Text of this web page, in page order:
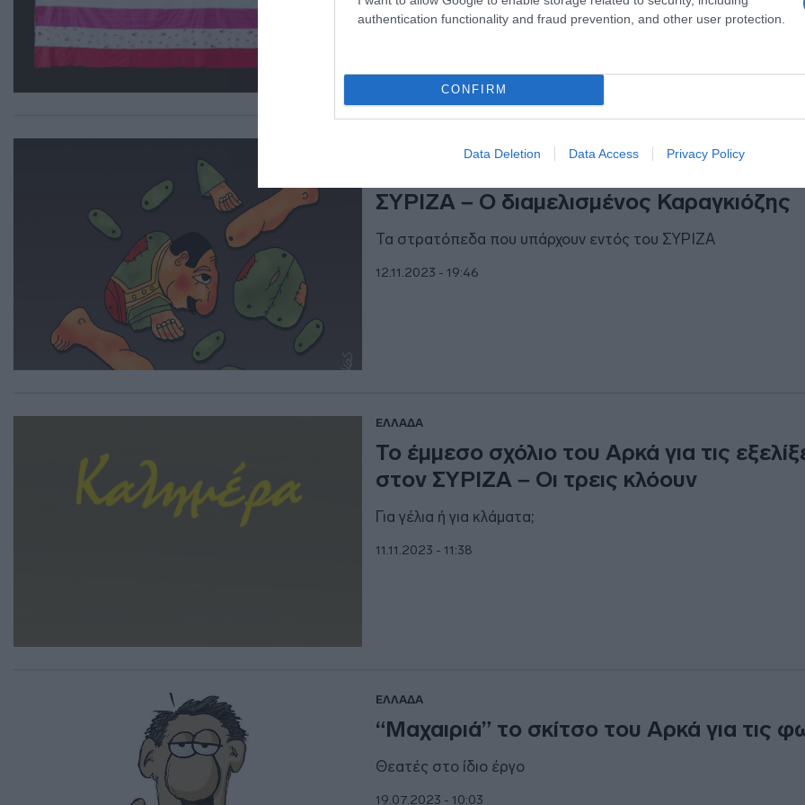
authentication functionality and fraud prevention, and other user protection.
CONFIRM
Data Deletion Data Access Privacy Policy
20.12.2023 - 13:33
ΣΥΡΙΖΑ – Ο διαμελισμένος Καραγκιόζης
Τα στρατόπεδα που υπάρχουν εντός του ΣΥΡΙΖΑ
12.11.2023 - 19:46
ΕΛΛΑΔΑ
Το έμμεσο σχόλιο του Αρκά για τις
στον ΣΥΡΙΖΑ – Οι τρεις κλόουν
Για γέλια ή για κλάματα;
11.11.2023 - 11:38
ΕΛΛΑΔΑ
“Μαχαιριά” το σκίτσο του Αρκά για τις
Θεατές στο ίδιο έργο
19.07.2023 - 10:03